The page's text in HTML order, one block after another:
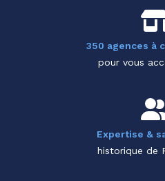
350 agences à
pour vous
Expertise &
historique de